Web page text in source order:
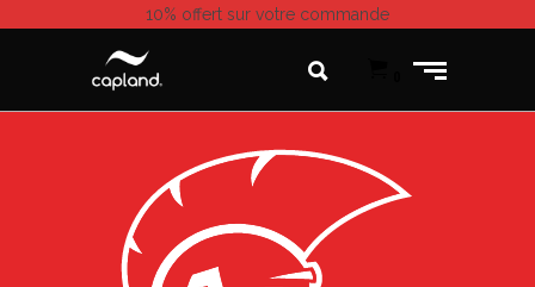
10% offert sur votre commande